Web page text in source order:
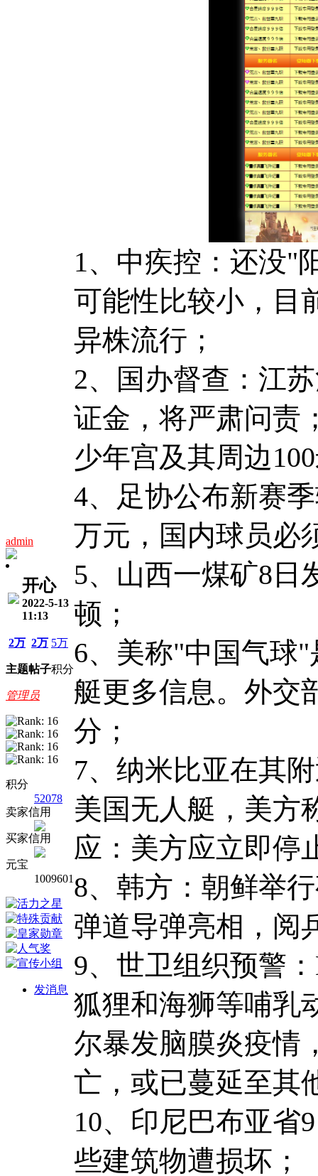
admin
开心
2022-5-13
11:13
2万
主题
2万
帖子
5万
积分
管理员
积分
52078
卖家信用
买家信用
元宝
1009601
发消息
1、中疾控：还没"
可能性比较小，目
异株流行；
2、国办督查：江
证金，将严肃问责
少年宫及其周边
4、足协公布新赛
万元，国内球员必
5、山西一煤矿8日
顿；
6、美称"中国气球
艇更多信息。外交
分；
7、纳米比亚在其
美国无人艇，美方
应：美方应立即停
8、韩方：朝鲜举
弹道导弹亮相，阅
9、世卫组织预警
狐狸和海狮等哺乳
尔暴发脑膜炎疫情
亡，或已蔓延至其
10、印尼巴布亚省
些建筑物遭损坏；